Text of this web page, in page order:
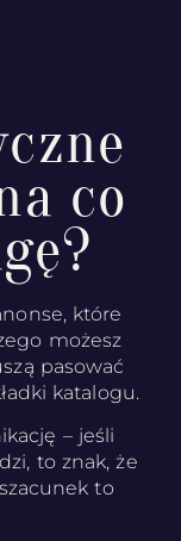
co
które
możesz
pasować
katalogu.
– jeśli
to znak, że
to